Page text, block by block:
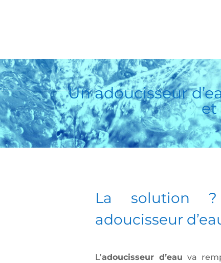
Unadoucisseur
et
La solution
adoucisseur
L’adoucisseur d’eau va